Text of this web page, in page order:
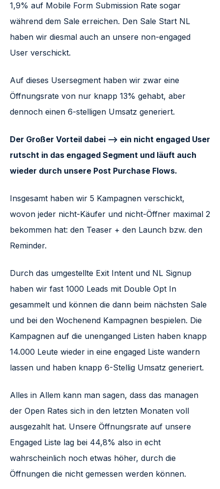
1,9% auf Mobile Form Submission Rate sogar
während dem Sale erreichen. Den Sale Start NL
haben wir diesmal auch an unsere non-engaged
User verschickt.
Auf dieses Usersegment haben wir zwar eine
Öffnungsrate von nur knapp 13% gehabt, aber
dennoch einen 6-stelligen Umsatz generiert.
Der Großer Vorteil dabei –> ein nicht engaged User
rutscht in das engaged Segment und läuft auch
wieder durch unsere Post Purchase Flows.
Insgesamt haben wir 5 Kampagnen verschickt,
wovon jeder nicht-Käufer und nicht-Öffner maximal 2
bekommen hat: den Teaser + den Launch bzw. den
Reminder.
Durch das umgestellte Exit Intent und NL Signup
haben wir fast 1000 Leads mit Double Opt In
gesammelt und können die dann beim nächsten Sale
und bei den Wochenend Kampagnen bespielen. Die
Kampagnen auf die unenganged Listen haben knapp
14.000 Leute wieder in eine engaged Liste wandern
lassen und haben knapp 6-Stellig Umsatz generiert.
Alles in Allem kann man sagen, dass das managen
der Open Rates sich in den letzten Monaten voll
ausgezahlt hat. Unsere Öffnungsrate auf unsere
Engaged Liste lag bei 44,8% also in echt
wahrscheinlich noch etwas höher, durch die
Öffnungen die nicht gemessen werden können.